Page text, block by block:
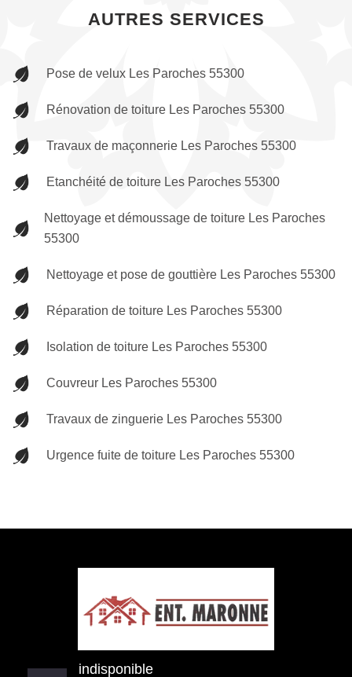
AUTRES SERVICES
Pose de velux Les Paroches 55300
Rénovation de toiture Les Paroches 55300
Travaux de maçonnerie Les Paroches 55300
Etanchéité de toiture Les Paroches 55300
Nettoyage et démoussage de toiture Les Paroches
55300
Nettoyage et pose de gouttière Les Paroches 55300
Réparation de toiture Les Paroches 55300
Isolation de toiture Les Paroches 55300
Couvreur Les Paroches 55300
Travaux de zinguerie Les Paroches 55300
Urgence fuite de toiture Les Paroches 55300
indisponible